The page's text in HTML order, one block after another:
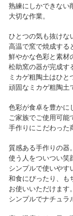
熟練にしかできない
大切な作業。
ひとつの気も抜けな
高温で窯で焼成する
鮮やかな色彩と素材
松助窯の器が完成す
ミカゲ粗陶土はひ
頑固なミカゲ粗陶土
色彩が食卓を豊かに
ご家族でご使用可能
手作りにこだわった
質感ある手作りの器。
使う人をついつい笑
シンプルで使いやす
和食にぴったり、も
お使いいただけます。
シンプルでナチュラ